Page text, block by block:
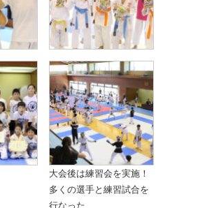
大会後は練習会を実施！
多くの選手と練習試合を
行なった